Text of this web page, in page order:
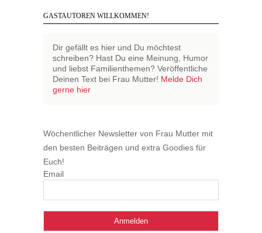
GASTAUTOREN WILLKOMMEN!
Dir gefällt es hier und Du möchtest
schreiben? Hast Du eine Meinung, Humor
und liebst Familienthemen? Veröffentliche
Deinen Text bei Frau Mutter! Melde Dich
gerne hier
Wöchentlicher Newsletter von Frau Mutter mit
den besten Beiträgen und extra Goodies für
Euch!
Email